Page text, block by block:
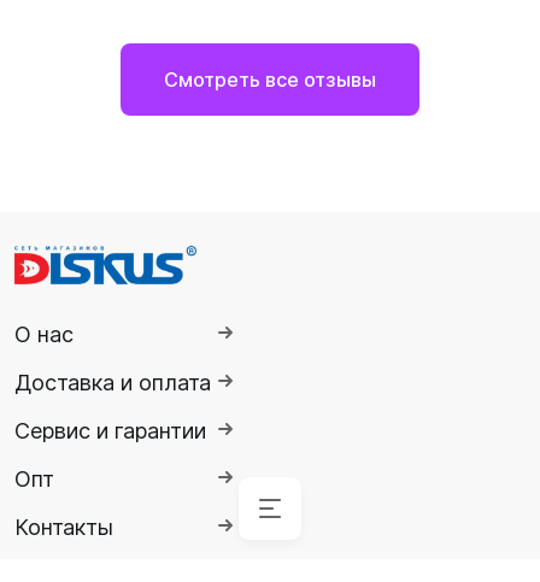
Аксессуары
Ножи,
Аксессуары
Ласты
Буй
Спасательные
Аксессуары
ГидрокостюмыОбувь
ГидрокостюмыСнаряжение
ГермопродукцияКомбинезоны
Смотреть все отзывы
О нас
Доставка и оплата
Сервис и гарантии
Опт
Контакты